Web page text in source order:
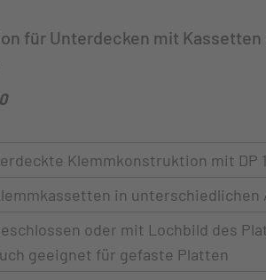
für Unterdecken mit
Klemmkonstruktion mit DP
in unterschiedlichen
oder mit Lochbild des
geeignet für gefaste Platten